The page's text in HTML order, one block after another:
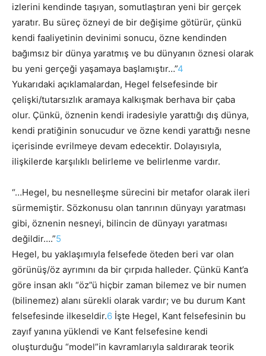
izlerini kendinde taşıyan, somutlaştıran yeni bir gerçek
yaratır. Bu süreç özneyi de bir değişime götürür, çünkü
kendi faaliyetinin devinimi sonucu, özne kendinden
bağımsız bir dünya yaratmış ve bu dünyanın öznesi olarak
bu yeni gerçeği yaşamaya başlamıştır…”4
Yukarıdaki açıklamalardan, Hegel felsefesinde bir
çelişki/tutarsızlık aramaya kalkışmak berhava bir çaba
olur. Çünkü, öznenin kendi iradesiyle yarattığı dış dünya,
kendi pratiğinin sonucudur ve özne kendi yarattığı nesne
içerisinde evrilmeye devam edecektir. Dolayısıyla,
ilişkilerde karşılıklı belirleme ve belirlenme vardır.
“…Hegel, bu nesnelleşme sürecini bir metafor olarak ileri
sürmemiştir. Sözkonusu olan tanrının dünyayı yaratması
gibi, öznenin nesneyi, bilincin de dünyayı yaratması
değildir….”5
Hegel, bu yaklaşımıyla felsefede öteden beri var olan
görünüş/öz ayrımını da bir çırpıda halleder. Çünkü Kant’a
göre insan aklı “öz”ü hiçbir zaman bilemez ve bir numen
(bilinemez) alanı sürekli olarak vardır; ve bu durum Kant
felsefesinde ilkeseldir.6 İşte Hegel, Kant felsefesinin bu
zayıf yanına yüklendi ve Kant felsefesine kendi
oluşturduğu “model”in kavramlarıyla saldırarak teorik